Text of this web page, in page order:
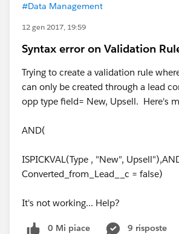
#Data Management
12 gen 2017, 19:59
Syntax error on Validation
Trying to create a validation rule
can only be created through a lead
opp type field= New, Upsell. Here's
AND(
ISPICKVAL(Type , "New",
Converted_from_Lead__c = false)
It's not working... Help?
0 Mi piace
9 risposte